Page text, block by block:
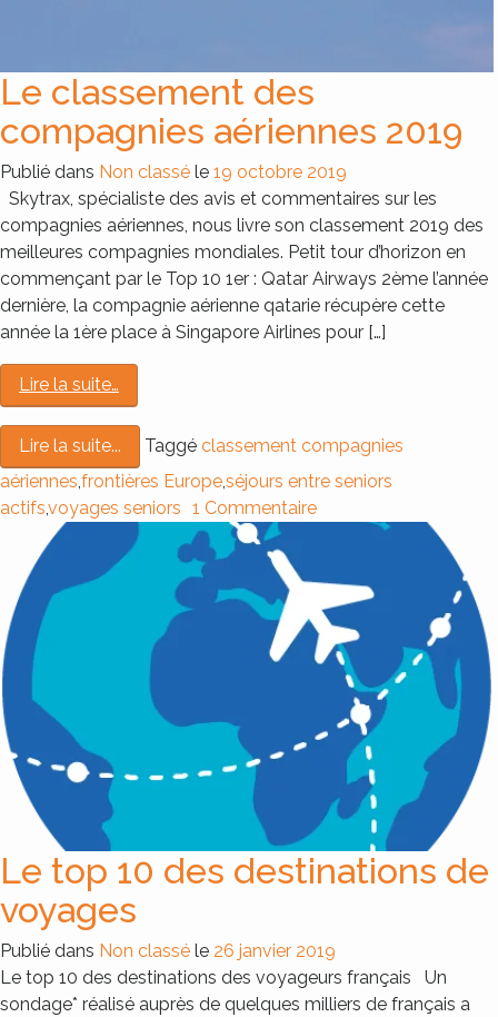
Le classement des
compagnies aériennes 2019
Publié dans Non classé le 19 octobre 2019
Skytrax, spécialiste des avis et commentaires sur les
compagnies aériennes, nous livre son classement 2019 des
meilleures compagnies mondiales. Petit tour d’horizon en
commençant par le Top 10 1er : Qatar Airways 2ème l’année
dernière, la compagnie aérienne qatarie récupère cette
année la 1ère place à Singapore Airlines pour […]
Lire la suite…
Lire la suite... Taggé classement compagnies
aériennes,frontières Europe,séjours entre seniors
actifs,voyages seniors 1 Commentaire
Le top 10 des destinations de
voyages
Publié dans Non classé le 26 janvier 2019
Le top 10 des destinations des voyageurs français Un
sondage* réalisé auprès de quelques milliers de français a